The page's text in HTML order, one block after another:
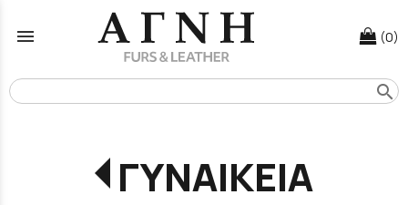
menu (0)
search
ΓΥΝΑΙΚΕΙΑ